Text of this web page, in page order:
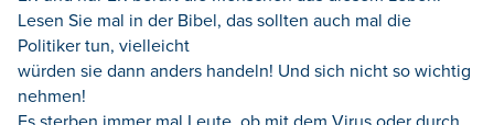
Lesen Sie mal in der Bibel, das sollten auch mal die
Politiker tun, vielleicht
würden sie dann anders handeln! Und sich nicht so wichtig
nehmen!